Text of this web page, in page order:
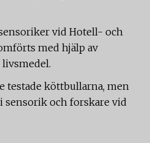
vid Hotell- och
med hjälp av
testade köttbullarna, men
sensorik och forskare vid